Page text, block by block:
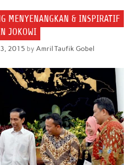
MENYENANGKAN & INSPIRATIF
JOKOWI
2015 by Amril Taufik Gobel